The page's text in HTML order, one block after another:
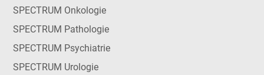
SPECTRUM Onkologie
SPECTRUM Pathologie
SPECTRUM Psychiatrie
SPECTRUM Urologie